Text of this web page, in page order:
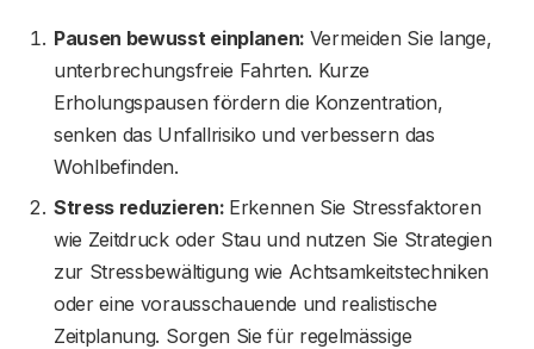
Pausen bewusst einplanen: Vermeiden Sie lange,
unterbrechungsfreie Fahrten. Kurze
Erholungspausen fördern die Konzentration,
senken das Unfallrisiko und verbessern das
Wohlbefinden.
Stress reduzieren: Erkennen Sie Stressfaktoren
wie Zeitdruck oder Stau und nutzen Sie Strategien
zur Stressbewältigung wie Achtsamkeitstechniken
oder eine vorausschauende und realistische
Zeitplanung. Sorgen Sie für regelmässige